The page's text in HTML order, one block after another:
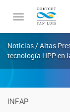
Toggle
Noticias / Altas
tecnología HPP en
INFAP